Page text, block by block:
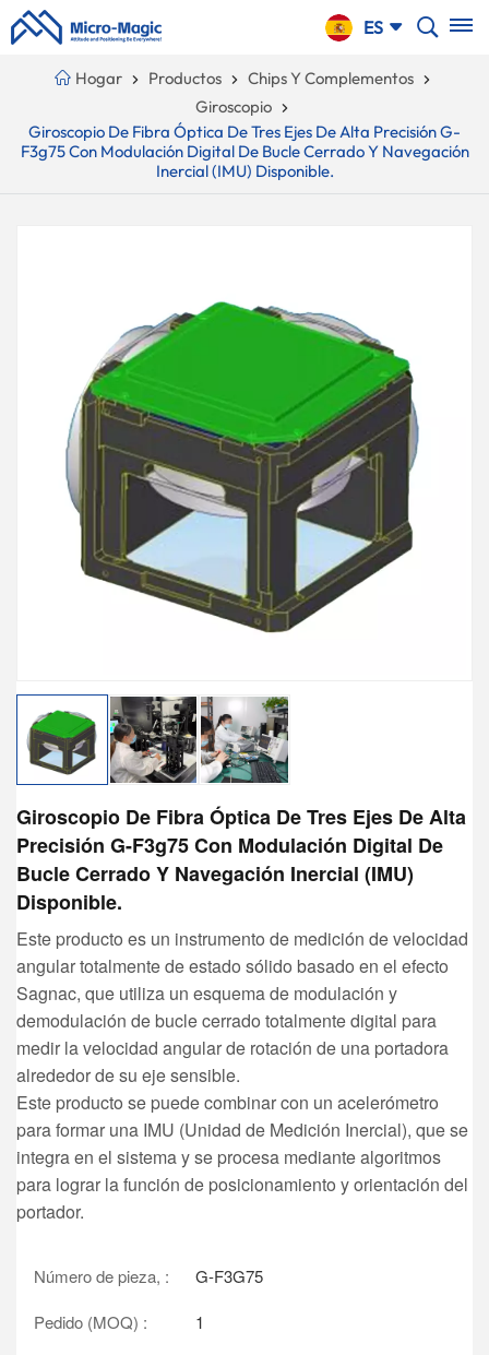
ES
English
русский
CN
Hogar Productos
Chips Y Complementos
Giroscopio
Giroscopio De Fibra Óptica De Tres Ejes De Alta Precisión G-
F3g75 Con Modulación Digital De Bucle Cerrado Y Navegación
Inercial (IMU) Disponible.
Giroscopio De Fibra Óptica De Tres Ejes De Alta
Precisión G-F3g75 Con Modulación Digital De
Bucle Cerrado Y Navegación Inercial (IMU)
Disponible.
Este producto es un instrumento de medición de velocidad
angular totalmente de estado sólido basado en el efecto
Sagnac, que utiliza un esquema de modulación y
demodulación de bucle cerrado totalmente digital para
medir la velocidad angular de rotación de una portadora
alrededor de su eje sensible.
Este producto se puede combinar con un acelerómetro
para formar una IMU (Unidad de Medición Inercial), que se
integra en el sistema y se procesa mediante algoritmos
para lograr la función de posicionamiento y orientación del
portador.
Número de pieza, :
G-F3G75
Pedido (MOQ) :
1
CARRO
COMPRA
Your